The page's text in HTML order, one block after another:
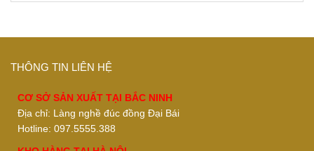
THÔNG TIN LIÊN HỆ
CƠ SỞ SẢN XUẤT TẠI BẮC NINH
Địa chỉ: Làng nghề đúc đồng Đại Bái
Hotline: 097.5555.388